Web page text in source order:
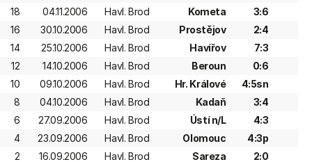
18
04.11.2006 Havl. Brod Kometa
3:6
16
30.10.2006 Havl. Brod Prostějov
2:4
14
25.10.2006 Havl. Brod Havířov
7:3
12
14.10.2006 Havl. Brod Beroun
0:6
10
09.10.2006 Havl. Brod Hr. Králové
4:5sn
8
04.10.2006 Havl. Brod Kadaň
3:4
6
27.09.2006 Havl. Brod Ústí n/L
4:3
4
23.09.2006 Havl. Brod Olomouc
4:3p
2
16.09.2006 Havl. Brod Sareza 2:0